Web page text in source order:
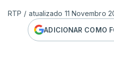
RTP / atualizado 11 Novembro
ADICIONAR COMO